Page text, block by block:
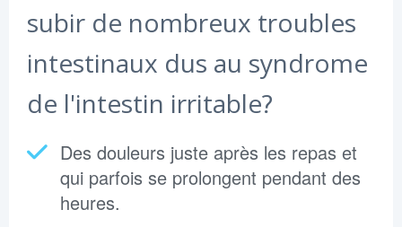
subir de nombreux troubles
intestinaux dus au syndrome
de l'intestin irritable?
Des douleurs juste après les repas et
qui parfois se prolongent pendant des
heures.